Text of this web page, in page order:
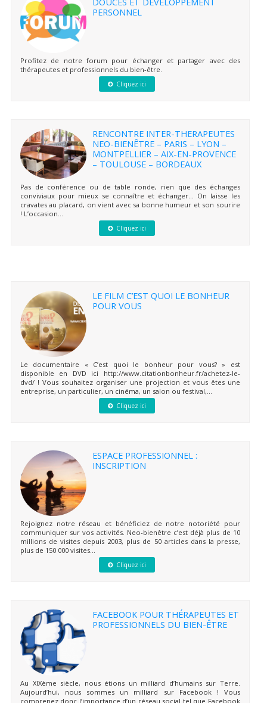
PERSONNEL
Profitez de notre forum pour échanger et partager avec des
thérapeutes et professionnels du bien-être.
Cliquez ici
RENCONTRE INTER-THERAPEUTES
NEO-BIENÊTRE – PARIS – LYON –
MONTPELLIER – AIX-EN-PROVENCE
– TOULOUSE – BORDEAUX
Pas de conférence ou de table ronde, rien que des échanges
conviviaux pour mieux se connaître et échanger… On laisse les
cravates au placard, on vient avec sa bonne humeur et son sourire
! L’occasion...
Cliquez ici
LE FILM C’EST QUOI LE BONHEUR
POUR VOUS
Le documentaire « C’est quoi le bonheur pour vous? » est
disponible en DVD ici http://www.citationbonheur.fr/achetez-le-
dvd/ ! Vous souhaitez organiser une projection et vous êtes une
entreprise, un particulier, un cinéma, un salon ou festival,...
Cliquez ici
ESPACE PROFESSIONNEL :
INSCRIPTION
Rejoignez notre réseau et bénéficiez de notre notoriété pour
communiquer sur vos activités. Neo-bienêtre c’est déjà plus de 10
millions de visites depuis 2003, plus de 50 articles dans la presse,
plus de 150 000 visites...
Cliquez ici
FACEBOOK POUR THÉRAPEUTES ET
PROFESSIONNELS DU BIEN-ÊTRE
Au XIXème siècle, nous étions un milliard d’humains sur Terre.
Aujourd’hui, nous sommes un milliard sur Facebook ! Vous
comprenez donc l’importance d’un réseau social tel que Facebook